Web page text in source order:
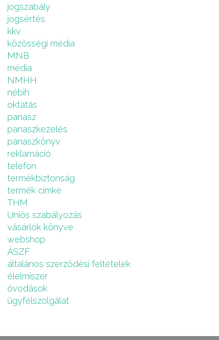
jogszabály
jogsértés
kkv
közösségi média
MNB
média
NMHH
nébih
oktatás
panasz
panaszkezelés
panaszkönyv
reklamáció
telefon
termékbiztonság
termék cimke
THM
Uniós szabályozás
vásárlók könyve
webshop
ÁSZF
általános szerződési feltételek
élelmiszer
óvodások
ügyfélszolgálat